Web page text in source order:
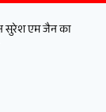
सुरेश एम जैन का